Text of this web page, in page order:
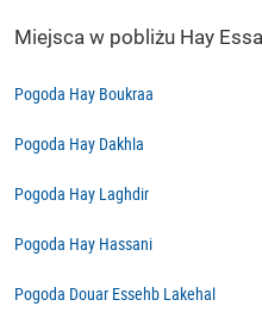
Miejsca w pobliżu Hay
Pogoda Hay Boukraa
Pogoda Hay Dakhla
Pogoda Hay Laghdir
Pogoda Hay Hassani
Pogoda Douar Essehb Lakehal